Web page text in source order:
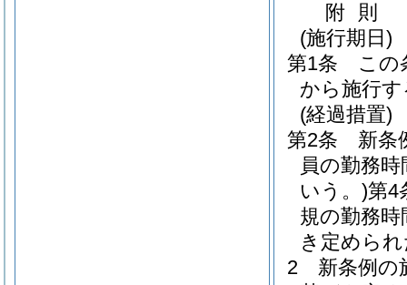
附 則
(施行期日)
第1条
この
から施行
(経過措置)
第2条
新条
員の勤務
いう。)第4
規の勤務
き定めら
2
新条例の